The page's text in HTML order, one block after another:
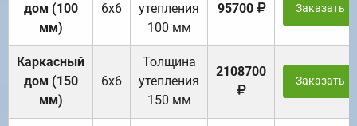
дом (100
мм)
6х6
утепления
100 мм
95700 Заказать
Каркасный
дом (150
мм)
6х6
Толщина
утепления
150 мм
2108700
Заказать